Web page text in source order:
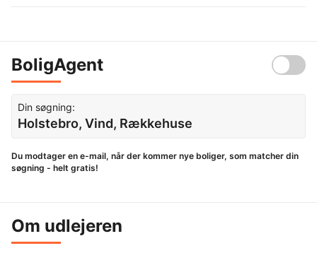
BoligAgent
Din søgning:
Holstebro, Vind, Rækkehuse
Du modtager en e-mail, når der kommer nye boliger, som matcher din
søgning - helt gratis!
Om udlejeren